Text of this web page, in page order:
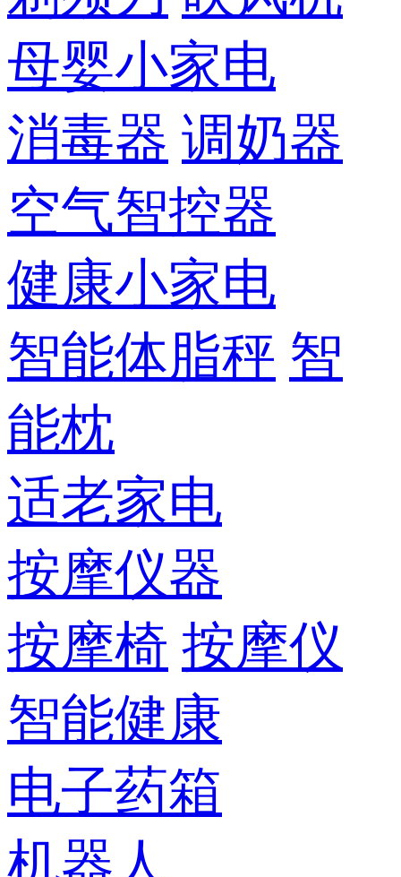
母婴小家电
消毒器 调奶器
空气智控器
健康小家电
智能体脂秤 智
能枕
适老家电
按摩仪器
按摩椅 按摩仪
智能健康
电子药箱
机器人